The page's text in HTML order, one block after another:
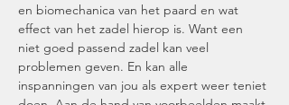
en biomechanica van het paard en wat
effect van het zadel hierop is. Want een
niet goed passend zadel kan veel
problemen geven. En kan alle
inspanningen van jou als expert weer teniet